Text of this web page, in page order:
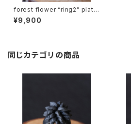
forest flower “ring2” platin
um dots
¥9,900
同じカテゴリの商品